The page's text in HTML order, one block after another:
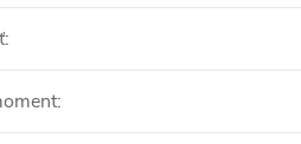
:
: